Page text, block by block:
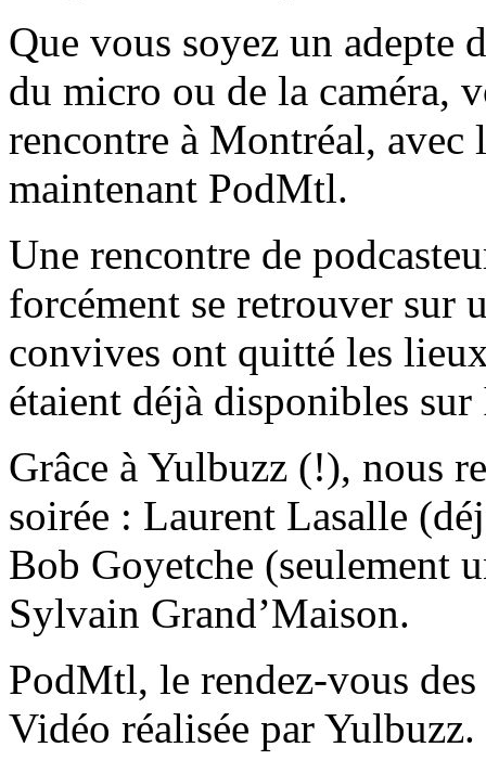
Que vous soyez un adepte
du micro ou de la caméra,
rencontre à Montréal,
maintenant PodMtl.
Une rencontre de
forcément se retrouver sur
convives ont quitté les
étaient déjà disponibles
Grâce à Yulbuzz (!), nous
soirée : Laurent Lasalle
Bob Goyetche (seulement
Sylvain Grand’Maison.
PodMtl, le rendez-vous
Vidéo réalisée par Yulbuzz.